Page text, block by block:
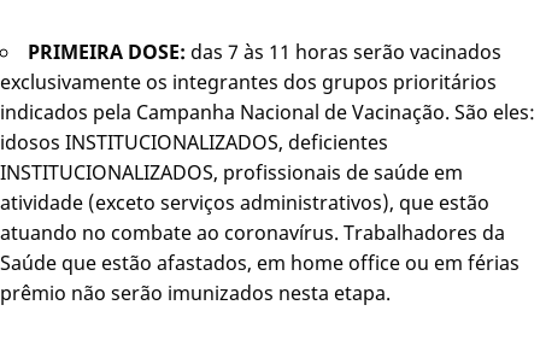
PRIMEIRA DOSE: das 7 às 11 horas serão vacinados
exclusivamente os integrantes dos grupos prioritários
indicados pela Campanha Nacional de Vacinação. São eles:
idosos INSTITUCIONALIZADOS, deficientes
INSTITUCIONALIZADOS, profissionais de saúde em
atividade (exceto serviços administrativos), que estão
atuando no combate ao coronavírus. Trabalhadores da
Saúde que estão afastados, em home office ou em férias
prêmio não serão imunizados nesta etapa.